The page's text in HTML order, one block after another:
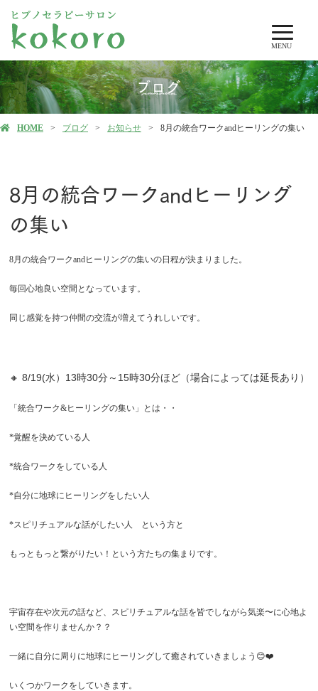
MENU
ブログ
HOME ブログ お知らせ 8月の統合ワークandヒーリングの集い
8月の統合ワークandヒーリング
の集い
8月の統合ワークandヒーリングの集いの日程が決まりました。
毎回心地良い空間となっています。
同じ感覚を持つ仲間の交流が増えてうれしいです。
🔸 8/19(水）13時30分～15時30分ほど（場合によっては延長あり）
「統合ワーク&ヒーリングの集い」とは・・
*覚醒を決めている人
*統合ワークをしている人
*自分に地球にヒーリングをしたい人
*スピリチュアルな話がしたい人 という方と
もっともっと繋がりたい！という方たちの集まりです。
宇宙存在や次元の話など、スピリチュアルな話を皆でしながら気楽〜に心地よ
い空間を作りませんか？？
一緒に自分に周りに地球にヒーリングして癒されていきましょう😊❤️
いくつかワークをしていきます。